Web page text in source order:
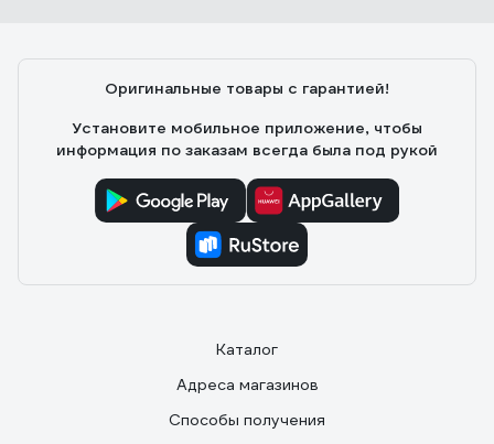
Оригинальные товары с гарантией!
Установите мобильное приложение, чтобы
информация по заказам всегда была под рукой
Каталог
Адреса магазинов
Способы получения